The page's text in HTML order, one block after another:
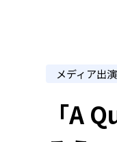
メディア出
「A